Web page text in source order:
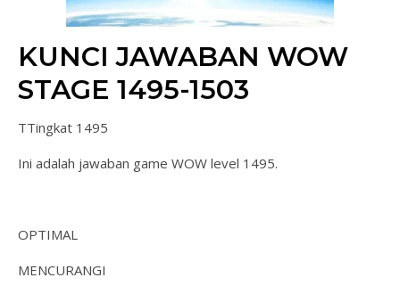
KUNCI JAWABAN WOW
STAGE 1495-1503
TTingkat 1495
Ini adalah jawaban game WOW level 1495.
OPTIMAL
MENCURANGI